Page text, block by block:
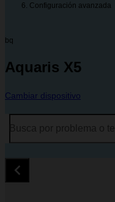
Configuración avanzada
bq
Aquaris X5
Cambiar dispositivo